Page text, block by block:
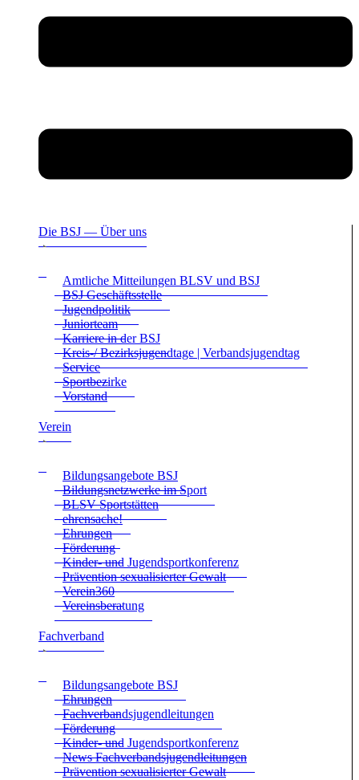
Die BSJ — Über uns
Amt­li­che Mit­tei­lun­gen BLSV und BSJ
BSJ Geschäfts­stelle
Jugend­po­li­tik
Juni­or­team
Kar­riere in der BSJ
Kreis-/ Bezirks­ju­gend­tage | Ver­bands­ju­gend­tag
Ser­vice
Sport­be­zirke
Vor­stand
Ver­ein
Bil­dungs­an­ge­bote BSJ
Bil­dungs­netz­werke im Sport
BLSV Sport­stät­ten
ehren­sa­che!
Ehrun­gen
För­de­rung
Kin­der- und Jugend­sport­kon­fe­renz
Prä­ven­tion sexua­li­sier­ter Gewalt
Verein360
Ver­eins­be­ra­tung
Fach­ver­band
Bil­dungs­an­ge­bote BSJ
Ehrun­gen
Fach­ver­bands­ju­gend­lei­tun­gen
För­de­rung
Kin­der- und Jugend­sport­kon­fe­renz
News Fach­ver­bands­ju­gend­lei­tun­gen
Prä­ven­tion sexua­li­sier­ter Gewalt